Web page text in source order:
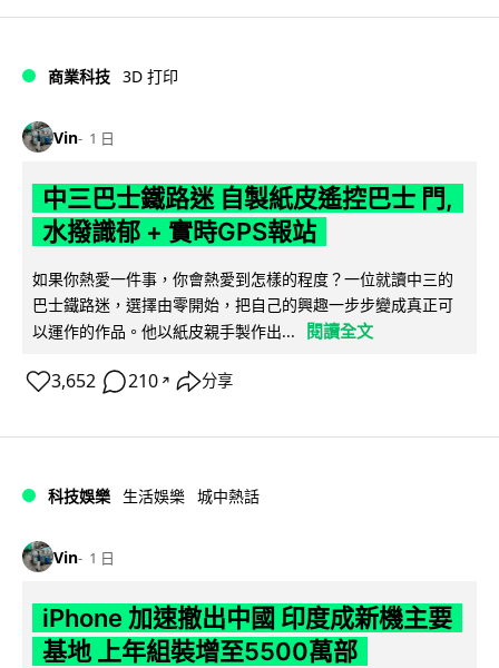
商業科技 3D 打印
Vin 1 日
中三巴士鐵路迷 自製紙皮遙控巴士 門,
水撥識郁 + 實時GPS報站
如果你熱愛一件事，你會熱愛到怎樣的程度？一位就讀中三的
巴士鐵路迷，選擇由零開始，把自己的興趣一步步變成真正可
以運作的作品。他以紙皮親手製作出...
閱讀全文
3,652 210 ↗ 分享
科技娛樂 生活娛樂 城中熱話
Vin 1 日
iPhone 加速撤出中國 印度成新機主要
基地 上年組裝增至5500萬部